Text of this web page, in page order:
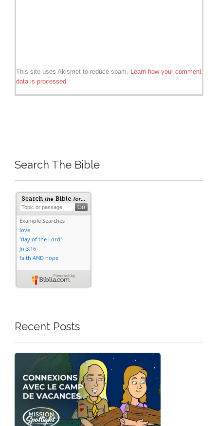
This site uses Akismet to reduce spam. Learn how your comment
data is processed.
Search The Bible
Recent Posts